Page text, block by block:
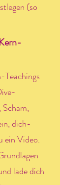
(so
Teachings
dich-
ein Video.
lade dich